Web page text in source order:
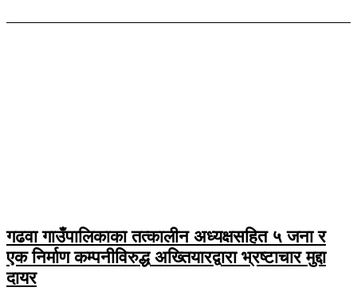
गढवा गाउँपालिकाका तत्कालीन अध्यक्षसहित ५ जना र
एक निर्माण कम्पनीविरुद्ध अख्तियारद्वारा भ्रष्टाचार मुद्दा
दायर